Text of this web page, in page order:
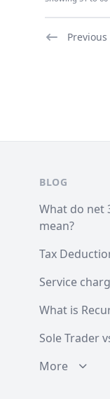
Previous
BLOG
What do net
mean?
Tax
Service
What is
Sole Trader
More